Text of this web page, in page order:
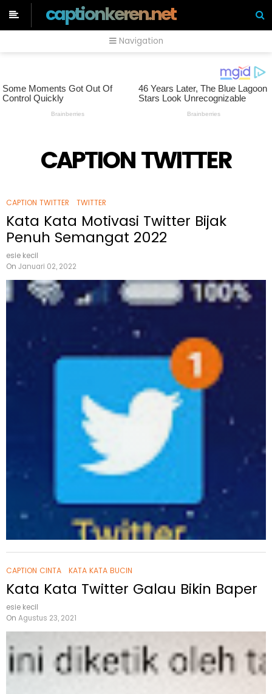
captionkeren.net
Navigation
CAPTION TWITTER
CAPTION TWITTER TWITTER
Kata Kata Motivasi Twitter Bijak
Penuh Semangat 2022
esie kecil
On Januari 02, 2022
CAPTION CINTA KATA KATA BUCIN
Kata Kata Twitter Galau Bikin Baper
esie kecil
On Agustus 23, 2021